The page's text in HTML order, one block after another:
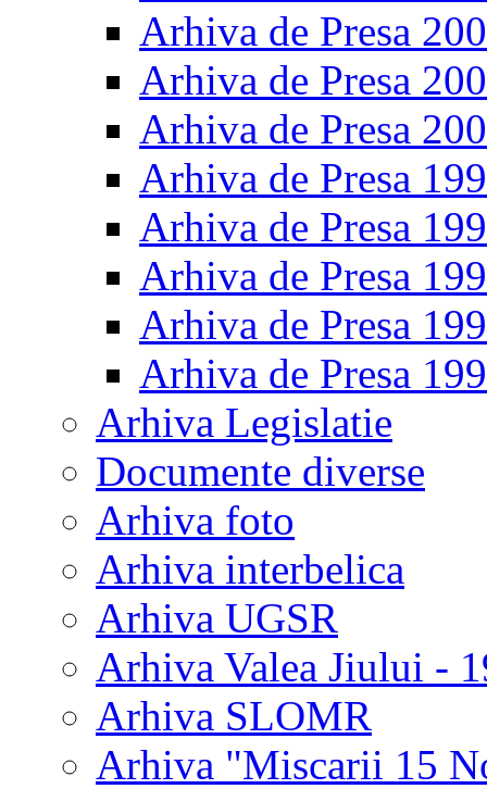
Arhiva de Presa
Arhiva de Presa
Arhiva de Presa
Arhiva de Presa
Arhiva de Presa
Arhiva de Presa
Arhiva de Presa
Arhiva de Presa
Arhiva Legislatie
Documente diverse
Arhiva foto
Arhiva interbelica
Arhiva UGSR
Arhiva Valea Jiului -
Arhiva SLOMR
Arhiva "Miscarii 15